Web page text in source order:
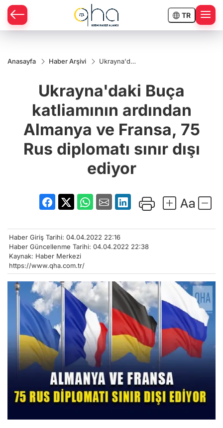
TR
Anasayfa Haber Arşivi
Ukrayna'daki
ardından
Almanya ve
Rus
diplomatı
sınır dışı
ediyor
Ukrayna'daki Buça
katliamının ardından
Almanya ve Fransa, 75
Rus diplomatı sınır dışı
ediyor
Haber Giriş Tarihi: 04.04.2022 22:16
Haber Güncellenme Tarihi: 04.04.2022 22:38
Kaynak: Haber Merkezi
https://www.qha.com.tr/